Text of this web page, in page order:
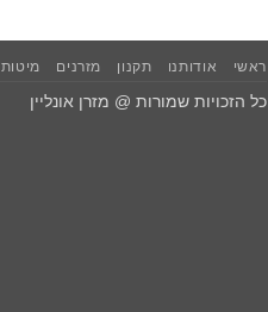
ראשי אודותנו תקנון מזרנים מיטות
כל הזכויות שמורות @ מזרן אונליין